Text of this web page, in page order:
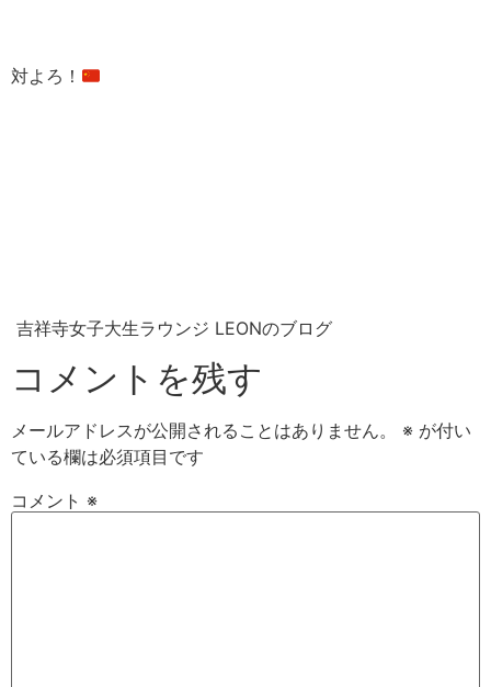
対よろ！
吉祥寺女子大生ラウンジ LEONのブログ
コメントを残す
メールアドレスが公開されることはありません。 ※ が付い
ている欄は必須項目です
コメント ※